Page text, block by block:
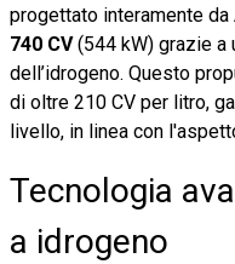
progettato interamente
740 CV(544 kW) grazie a
dell’idrogeno. Questo
di oltre 210 CV per litro,
livello, in linea con
Tecnologia
a idrogeno